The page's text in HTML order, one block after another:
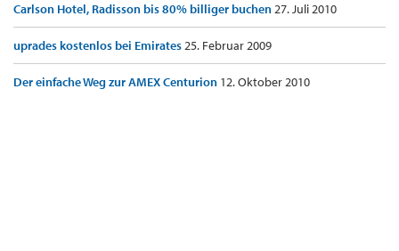
Carlson Hotel, Radisson bis 80% billiger buchen27. Juli 2010
uprades kostenlos bei Emirates25. Februar 2009
Der einfache Weg zur AMEX Centurion 12. Oktober 2010